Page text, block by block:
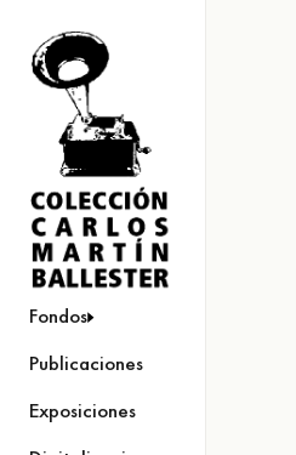
Fondos
Publicaciones
Exposiciones